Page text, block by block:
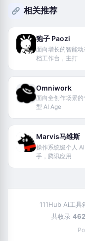
相关推荐
狍子 Paozi
面向增长的智能动
档工作台，主打
Omniwork
面向全创作场景的
型 AI Age
Marvis马维斯
操作系统级个人
手，腾讯应用
111Hub Ai工
共收录 462